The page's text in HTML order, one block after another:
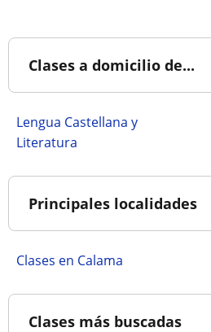
Clases a domicilio de...
Lengua Castellana y
Literatura
Principales localidades
Clases en Calama
Clases más buscadas